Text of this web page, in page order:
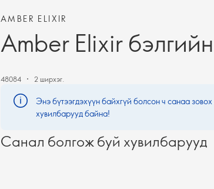
AMBER ELIXIR
Amber Elixir
48084 2 ширхэг.
Энэ бүтээгдэхүүн байхгүй болсон ч санаа
хувилбарууд байна!
Санал болгож буй хувилбарууд